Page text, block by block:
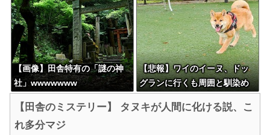
【画像】田舎特有の「謎の神
社」wwwwwww
【悲報】ワイのイーヌ、ドッ
グランに行くも周囲と馴染め
【田舎のミステリー】 タヌキが人間に化ける説、こ
れ多分マジ